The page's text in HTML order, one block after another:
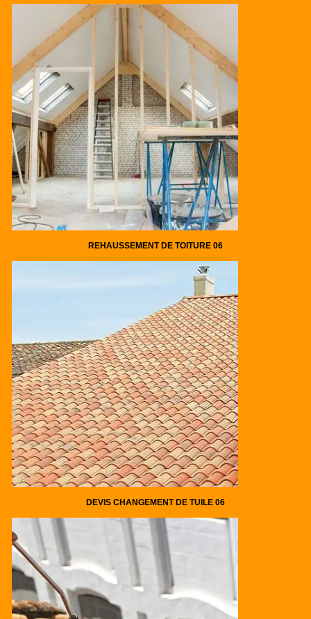
REHAUSSEMENT DE TOITURE 06
DEVIS CHANGEMENT DE TUILE 06